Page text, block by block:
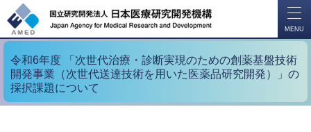
MENU
令和6年度 「次世代治療・診断実現のための創薬基盤技術
開発事業（次世代送達技術を用いた医薬品研究開発）」の
採択課題について